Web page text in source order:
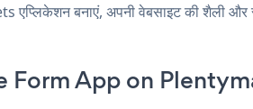
बनाएं, अपनी वेबसाइट की शैली
App on